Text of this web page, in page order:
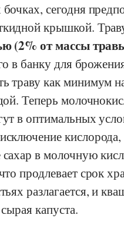
сегодня
крышкой.
(2% от массы
в банку для
траву как минимум
Теперь
в оптимальных
в молочную
продлевает срок
разлагается, и
капуста.